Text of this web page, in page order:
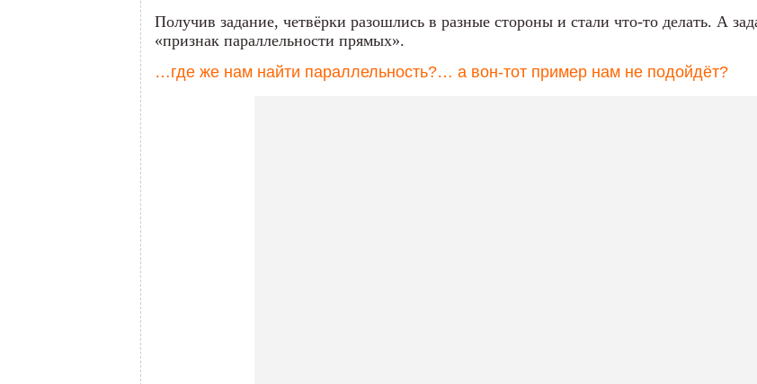
Получив задание, четвёрки разошлись в разные стороны и стали что-то делать. А
«признак параллельности прямых».
…где же нам найти параллельность?… а вон-тот пример нам не подойдёт?